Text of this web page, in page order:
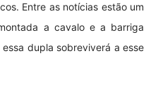
Entre as notícias estão um
a cavalo e a barriga
dupla sobreviverá a esse